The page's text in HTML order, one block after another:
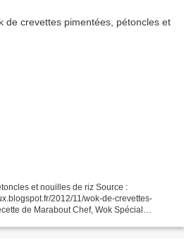
et nouilles de riz Source :
2012/11/wok-de-crevettes-
de Marabout Chef, Wok Spécial